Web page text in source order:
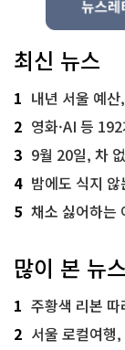
최신 뉴스
1 내년 서울 예
2 영화·AI 등
3 9월 20일, 차 없
4 밤에도 식지
5 채소 싫어하는 아
많이 본 뉴스
1 주황색 리본 따라
2 서울 로컬여행